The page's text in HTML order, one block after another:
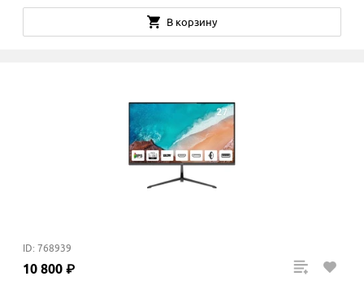
В корзину
ID: 768939
10 800 ₽